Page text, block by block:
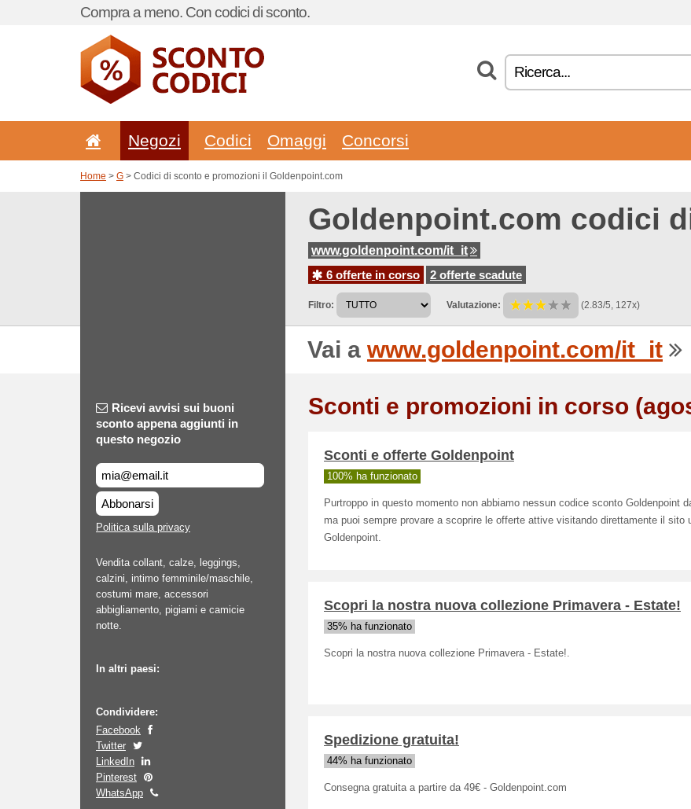
Compra a meno. Con codici di sconto.
Negozi Codici Omaggi Concorsi
Home > G > Codici di sconto e promozioni il Goldenpoint.com
Goldenpoint.com codici
www.goldenpoint.com/it_it
6 offerte in corso
2 offerte scadute
Filtro: Valutazione: (2.83/5, 127x)
Vai a www.goldenpoint.com/it_it
Ricevi avvisi sui buoni
sconto appena aggiunti in
questo negozio
Abbonarsi
Politica sulla privacy
Vendita collant, calze, leggings,
calzini, intimo femminile/maschile,
costumi mare, accessori
abbigliamento, pigiami e camicie
notte.
In altri paesi:
Condividere:
Facebook
Twitter
LinkedIn
Pinterest
WhatsApp
Sconti e promozioni in corso
Sconti e offerte Goldenpoint
100% ha funzionato
Purtroppo in questo momento non abbiamo nessun codice sconto Goldenpoint
ma puoi sempre provare a scoprire le offerte attive visitando direttamente il sito
Goldenpoint.
Scopri la nostra nuova collezione Primavera - Estate!
35% ha funzionato
Scopri la nostra nuova collezione Primavera - Estate!.
Spedizione gratuita!
44% ha funzionato
Consegna gratuita a partire da 49€ - Goldenpoint.com